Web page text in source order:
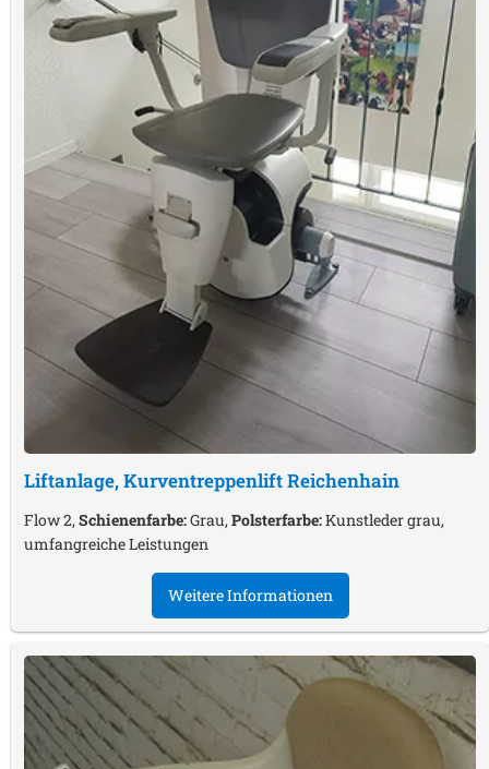
Liftanlage, KurventreppenliftReichenhain
Flow 2,Schienenfarbe:Grau,Polsterfarbe:Kunstleder grau,
umfangreiche Leistungen
Weitere Informationen